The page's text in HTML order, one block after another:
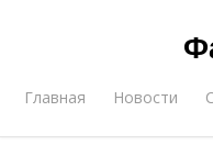
Главная Новости